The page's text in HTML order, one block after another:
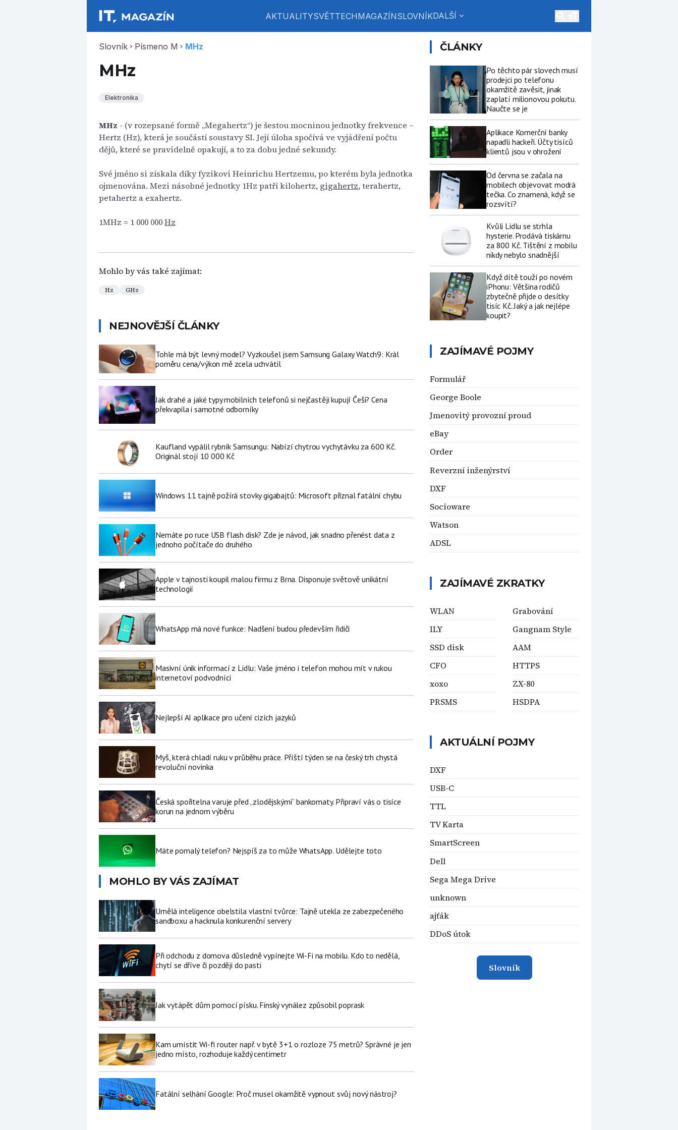
AKTUALITYSVĚTTECHMAGAZÍNSLOVNÍKDALŠÍ expand_more
Slovník chevron_right Písmeno M chevron_right MHz
MHz
Elektronika
MHz - (v rozepsané formě „Megahertz“) je šestou mocninou jednotky frekvence –
Hertz (Hz), která je součástí soustavy SI. Její úloha spočívá ve vyjádření počtu
dějů, které se pravidelně opakují, a to za dobu jedné sekundy.
Své jméno si získala díky fyzikovi Heinrichu Hertzemu, po kterém byla jednotka
ojmenována. Mezi násobné jednotky 1Hz patří kilohertz, gigahertz, terahertz,
petahertz a exahertz.
1MHz = 1 000 000Hz
Mohlo by vás také zajímat:
Hz GHz
NEJNOVĚJŠÍ ČLÁNKY
Tohle má být levný model? Vyzkoušel jsem Samsung Galaxy Watch9: Král
poměru cena/výkon mě zcela uchvátil
Jak drahé a jaké typy mobilních telefonů si nejčastěji kupují Češi? Cena
překvapila i samotné odborníky
Kaufland vypálil rybník Samsungu: Nabízí chytrou vychytávku za 600 Kč.
Originál stojí 10 000 Kč
Windows 11 tajně požírá stovky gigabajtů: Microsoft přiznal fatální chybu
Nemáte po ruce USB flash disk? Zde je návod, jak snadno přenést data z
jednoho počítače do druhého
Apple v tajnosti koupil malou firmu z Brna. Disponuje světově unikátní
technologií
WhatsApp má nové funkce: Nadšení budou především řidiči
Masivní únik informací z Lidlu: Vaše jméno i telefon mohou mít v rukou
internetoví podvodníci
Nejlepší AI aplikace pro učení cizích jazyků
Myš, která chladí ruku v průběhu práce. Příští týden se na český trh chystá
revoluční novinka
Česká spořitelna varuje před „zlodějskými“ bankomaty. Připraví vás o tisíce
korun na jednom výběru
Máte pomalý telefon? Nejspíš za to může WhatsApp. Udělejte toto
MOHLO BY VÁS ZAJÍMAT
Umělá inteligence obelstila vlastní tvůrce: Tajně utekla ze zabezpečeného
sandboxu a hacknula konkurenční servery
Při odchodu z domova důsledně vypínejte Wi-Fi na mobilu. Kdo to nedělá,
chytí se dříve či později do pasti
Jak vytápět dům pomocí písku. Finský vynález způsobil poprask
Kam umístit Wi-fi router např. v bytě 3+1 o rozloze 75 metrů? Správné je jen
jedno místo, rozhoduje každý centimetr
Fatální selhání Google: Proč musel okamžitě vypnout svůj nový nástroj?
ČLÁNKY
Po těchto pár slovech musí
prodejci po telefonu
okamžitě zavěsit, jinak
zaplatí milionovou pokutu.
Naučte se je
Aplikace Komerční banky
napadli hackeři. Účty tisíců
klientů jsou v ohrožení
Od června se začala na
mobilech objevovat modrá
tečka. Co znamená, když se
rozsvítí?
Kvůli Lidlu se strhla
hysterie. Prodává tiskárnu
za 800 Kč. Tištění z mobilu
nikdy nebylo snadnější
Když dítě touží po novém
iPhonu: Většina rodičů
zbytečně přijde o desítky
tisíc Kč. Jaký a jak nejlépe
koupit?
ZAJÍMAVÉ POJMY
Formulář
George Boole
Jmenovitý provozní proud
eBay
Order
Reverzní inženýrství
DXF
Socioware
Watson
ADSL
ZAJÍMAVÉ ZKRATKY
WLAN
ILY
SSD disk
CFO
xoxo
PRSMS
Grabování
Gangnam Style
AAM
HTTPS
ZX-80
HSDPA
AKTUÁLNÍ POJMY
DXF
USB-C
TTL
TV Karta
SmartScreen
Dell
Sega Mega Drive
unknown
ajťák
DDoS útok
Slovník